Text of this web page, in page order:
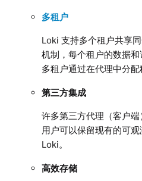
多租户
Loki 支持多个租户共享
机制，每个租户的数据和
多租户通过在代理中分配
第三方集成
许多第三方代理（客户
用户可以保留现有的可
Loki。
高效存储